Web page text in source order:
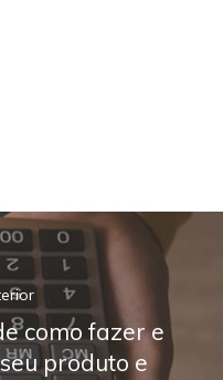
como fazer e
produto e